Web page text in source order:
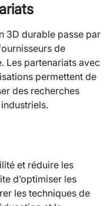
3D durable passe par
de
Les partenariats avec
permettent de
des recherches
et réduire les
d’optimiser les
les techniques de